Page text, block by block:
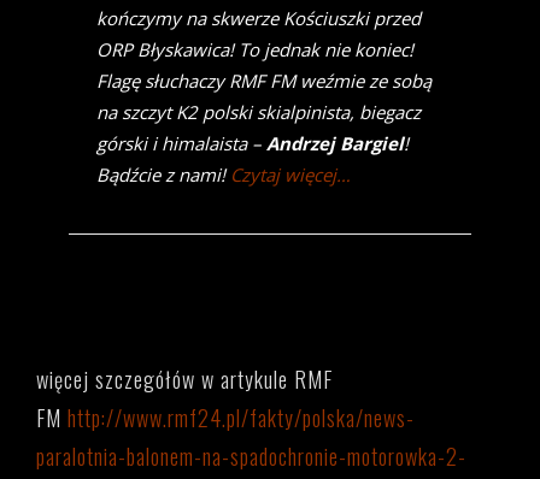
kończymy na skwerze Kościuszki przed
ORP Błyskawica! To jednak nie koniec!
Flagę słuchaczy RMF FM weźmie ze sobą
na szczyt K2 polski skialpinista, biegacz
górski i himalaista – Andrzej Bargiel!
Bądźcie z nami! Czytaj więcej…
więcej szczegółów w artykule RMF
FM http://www.rmf24.pl/fakty/polska/news-
paralotnia-balonem-na-spadochronie-motorowka-2-